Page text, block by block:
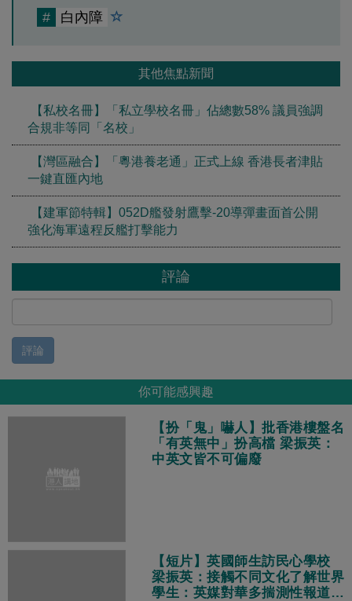
# 白內障
其他焦點新聞
【私校名冊】「私立學校名冊」佔總數58% 議員強調
合規非等同「名校」
【灣區融合】「粵港養老通」正式上線 香港長者津貼
一鍵直匯內地
【建軍節特輯】052D艦發射鷹擊-20導彈畫面首公開
強化海軍遠程反艦打擊能力
評論
評論
你可能感興趣
【扮「鬼」嚇人】批香港樓盤名
「有英無中」扮高檔 梁振英：
中英文皆不可偏廢
【短片】英國師生訪民心學校
梁振英：接觸不同文化了解世界
學生：英媒對華多揣測性報道